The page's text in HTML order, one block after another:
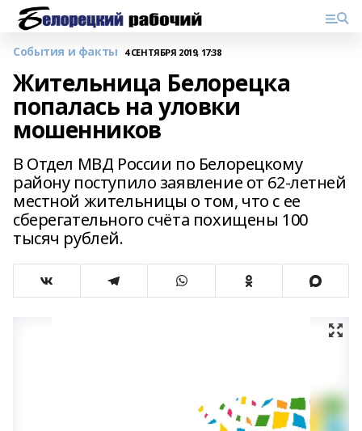
События и факты 4 СЕНТЯБРЯ 2019, 17:38
Жительница Белорецка
попалась на уловки
мошенников
В Отдел МВД России по Белорецкому
району поступило заявление от 62-летней
местной жительницы о том, что с ее
сберегательного счёта похищены 100
тысяч рублей.